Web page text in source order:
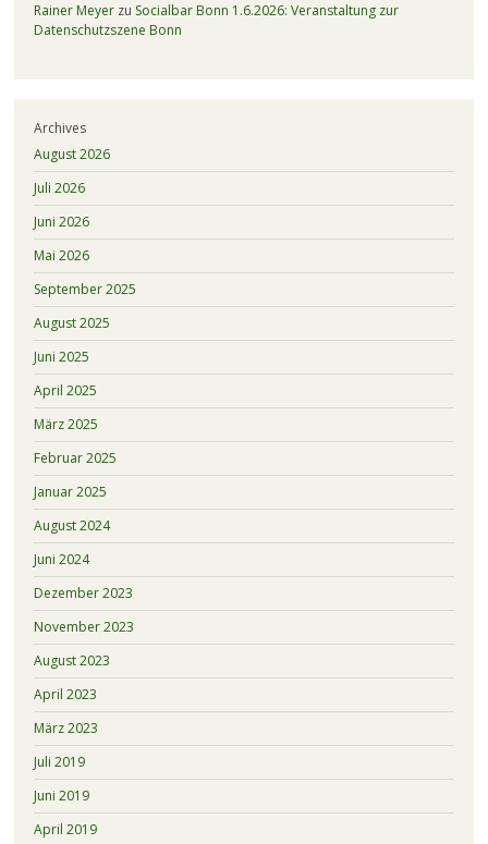
Rainer Meyerzu Socialbar Bonn 1.6.2026: Veranstaltung zur
Datenschutzszene Bonn
Archives
August 2026
Juli 2026
Juni 2026
Mai 2026
September 2025
August 2025
Juni 2025
April 2025
März 2025
Februar 2025
Januar 2025
August 2024
Juni 2024
Dezember 2023
November 2023
August 2023
April 2023
März 2023
Juli 2019
Juni 2019
April 2019